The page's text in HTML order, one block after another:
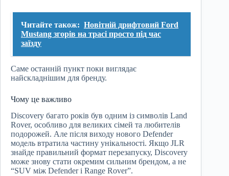
Читайте також: Новітній дрифтовий Ford
Mustang згорів на трасі просто під час
заїзду
Саме останній пункт поки виглядає
найскладнішим для бренду.
Чому це важливо
Discovery багато років був одним із символів Land
Rover, особливо для великих сімей та любителів
подорожей. Але після виходу нового Defender
модель втратила частину унікальності. Якщо JLR
знайде правильний формат перезапуску, Discovery
може знову стати окремим сильним брендом, а не
“SUV між Defender і Range Rover”.